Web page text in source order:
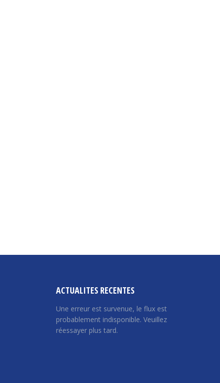
ACTUALITES RECENTES
Une erreur est survenue, le flux est
probablement indisponible. Veuillez
réessayer plus tard.